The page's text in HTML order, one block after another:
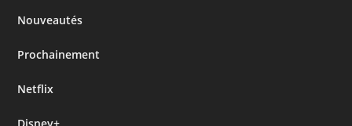
Nouveautés
Prochainement
Netflix